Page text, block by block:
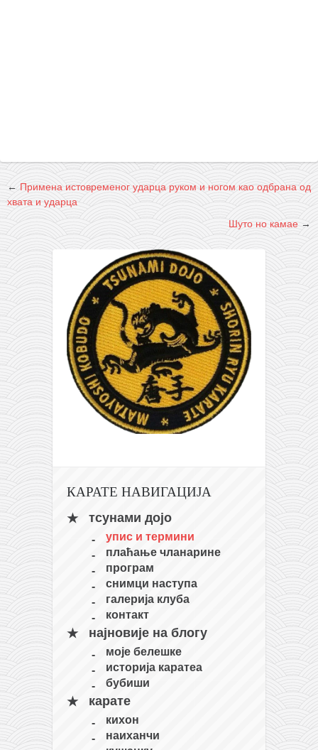
галерија клуба
чланарина
контакт
бесплатна е-књига
термини тренинга
моја прича
моја прича
контакт
← Примена истовременог ударца руком и ногом као одбрана од
хвата и ударца
Шуто но камае →
КАРАТЕ НАВИГАЦИЈА
тсунами дојо
упис и термини
плаћање чланарине
програм
снимци наступа
галерија клуба
контакт
најновије на блогу
моје белешке
историја каратеа
бубиши
карате
кихон
наиханчи